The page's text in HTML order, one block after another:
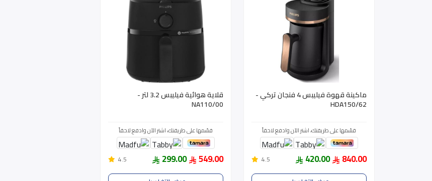
ماكينة قهوة فيليبس 4 فنجان تركي -
HDA150/62
قسّمها على طريقتك، اشتر الآن وادفع لاحقاً
840.00
420.00
4.5
قلاية هوائية فيليبس 3.2 لتر -
NA110/00
قسّمها على طريقتك، اشتر الآن وادفع لاحقاً
549.00
299.00
4.5